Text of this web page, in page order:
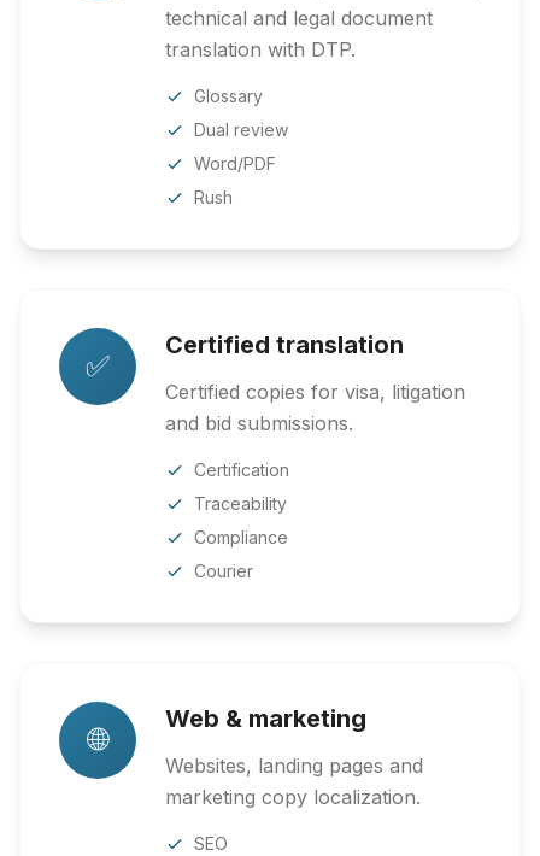
technical and legal document
translation with DTP.
Glossary
Dual review
Word/PDF
Rush
✅
Certified translation
Certified copies for visa, litigation
and bid submissions.
Certification
Traceability
Compliance
Courier
🌐
Web & marketing
Websites, landing pages and
marketing copy localization.
SEO